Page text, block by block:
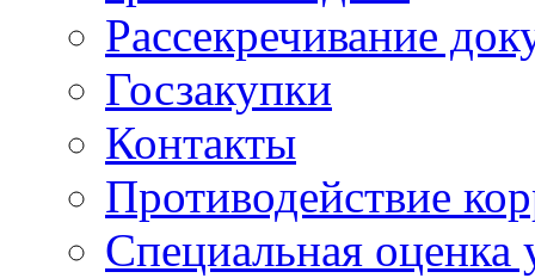
Рассекречивание
Госзакупки
Контакты
Противодействие
Специальная оценка